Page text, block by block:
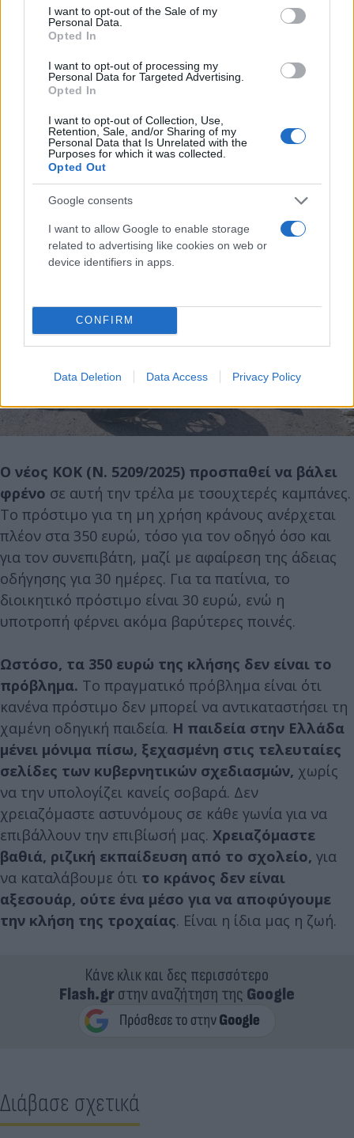
consent section.
I want to opt-out of the Sale of my
Personal Data.
Opted In
I want to opt-out of processing my
Personal Data for Targeted Advertising.
Opted In
I want to opt-out of Collection, Use,
Retention, Sale, and/or Sharing of my
Personal Data that Is Unrelated with the
Purposes for which it was collected.
Opted Out
Google consents
I want to allow Google to enable storage
related to advertising like cookies on web or
device identifiers in apps.
CONFIRM
Data Deletion Data Access Privacy Policy
Ο νέος ΚΟΚ (Ν. 5209/2025) προσπαθεί να βάλει
φρένο σε αυτή την τρέλα με τσουχτερές καμπάνες.
Το πρόστιμο για τη μη χρήση κράνους ανέρχεται
πλέον στα 350 ευρώ, τόσο για τον οδηγό όσο και
για τον συνεπιβάτη, μαζί με αφαίρεση της άδειας
οδήγησης για 30 ημέρες. Για τα πατίνια, το
διοικητικό πρόστιμο είναι 30 ευρώ, ενώ η
υποτροπή φέρνει ακόμα βαρύτερες ποινές.
Ωστόσο, τα 350 ευρώ της κλήσης δεν είναι το
πρόβλημα. Το πραγματικό πρόβλημα είναι ότι
κανένα πρόστιμο δεν μπορεί να αντικαταστήσει τη
χαμένη οδηγική παιδεία. Η παιδεία στην Ελλάδα
μένει μόνιμα πίσω, ξεχασμένη στις τελευταίες
σελίδες των κυβερνητικών σχεδιασμών, χωρίς
να την υπολογίζει κανείς σοβαρά. Δεν
χρειαζόμαστε αστυνόμους σε κάθε γωνία για να
επιβάλλουν την επιβίωσή μας. Χρειαζόμαστε
βαθιά, ριζική εκπαίδευση από το σχολείο, για
να καταλάβουμε ότι το κράνος δεν είναι
αξεσουάρ, ούτε ένα μέσο για να αποφύγουμε
την κλήση της τροχαίας. Είναι η ίδια μας η ζωή.
Κάνε κλικ και δες περισσότερο
Flash.grστην αναζήτηση της Google
Διάβασε σχετικά